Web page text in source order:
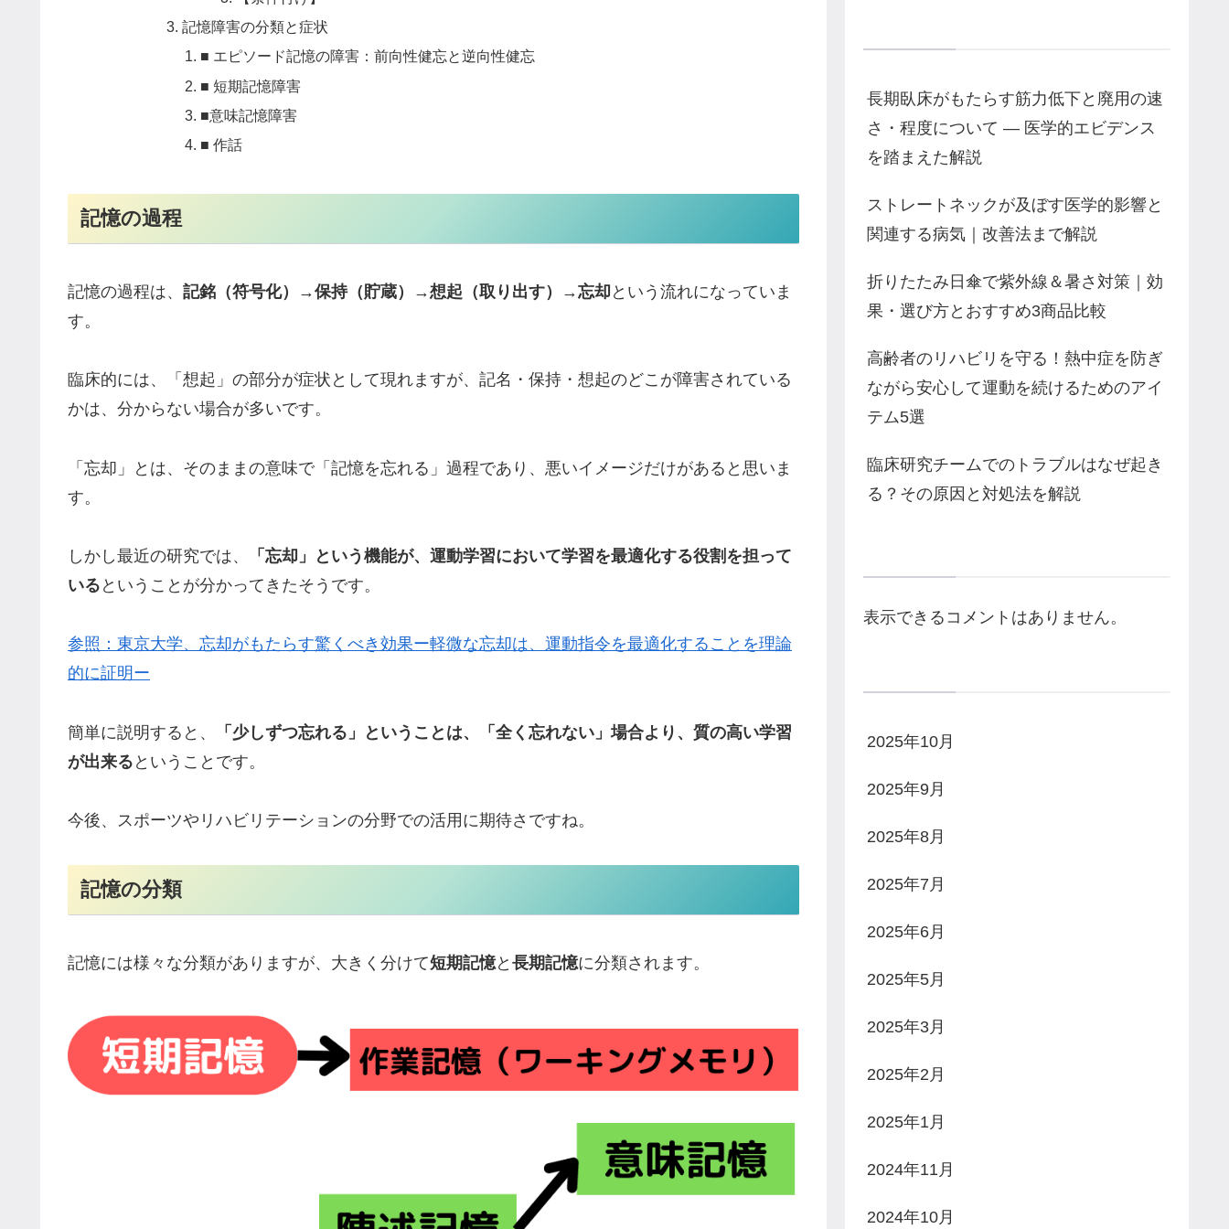
記憶障害の分類と症状
■ エピソード記憶の障害：前向性健忘と逆向性健忘
■ 短期記憶障害
■意味記憶障害
■ 作話
記憶の過程
記憶の過程は、 記銘（符号化） →保持（貯蔵） →想起（取り出す） →忘却 という流れになっていま
す。
臨床的には、「想起」の部分が症状として現れますが、記名・保持・想起のどこが障害されている
かは、分からない場合が多いです。
「忘却」とは、そのままの意味で「記憶を忘れる」過程であり、悪いイメージだけがあると思いま
す。
しかし最近の研究では、
「忘却」という機能が、運動学習において学習を最適化する役割を担って
いる ということが分かってきたそうです。
参照：東京大学、忘却がもたらす驚くべき効果ー軽微な忘却は、運動指令を最適化することを理論
的に証明ー
簡単に説明すると、
「少しずつ忘れる」ということは、「全く忘れない」場合より、質の高い学習
が出来る ということです。
今後、スポーツやリハビリテーションの分野での活用に期待さですね。
記憶の分類
記憶には様々な分類がありますが、大きく分けて短期記憶と 長期記憶に分類されます。
長期臥床がもたらす筋力低下と廃用の速
さ・程度について — 医学的エビデンス
を踏まえた解説
ストレートネックが及ぼす医学的影響と
関連する病気｜改善法まで解説
折りたたみ日傘で紫外線＆暑さ対策｜効
果・選び方とおすすめ3商品比較
高齢者のリハビリを守る！熱中症を防ぎ
ながら安心して運動を続けるためのアイ
テム5選
臨床研究チームでのトラブルはなぜ起き
る？その原因と対処法を解説
表示できるコメントはありません。
2025年10月
2025年9月
2025年8月
2025年7月
2025年6月
2025年5月
2025年3月
2025年2月
2025年1月
2024年11月
2024年10月